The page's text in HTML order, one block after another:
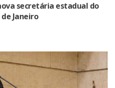
secretária estadual do
Janeiro